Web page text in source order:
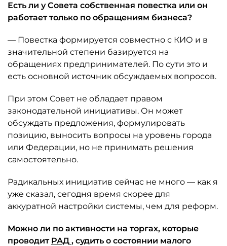
Есть ли у Совета собственная повестка или он
работает только по обращениям бизнеса?
— Повестка формируется совместно с КИО и в
значительной степени базируется на
обращениях предпринимателей. По сути это и
есть основной источник обсуждаемых вопросов.
При этом Совет не обладает правом
законодательной инициативы. Он может
обсуждать предложения, формулировать
позицию, выносить вопросы на уровень города
или Федерации, но не принимать решения
самостоятельно.
Радикальных инициатив сейчас не много — как я
уже сказал, сегодня время скорее для
аккуратной настройки системы, чем для реформ.
Можно ли по активности на торгах, которые
проводит РАД , судить о состоянии малого